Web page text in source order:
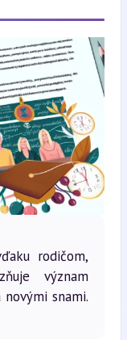
rodičom,
význam
snami.